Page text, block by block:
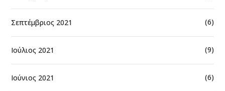
Σεπτέμβριος 2021 (6)
Ιούλιος 2021 (9)
Ιούνιος 2021 (6)